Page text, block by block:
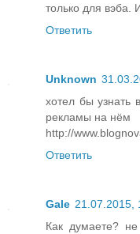
только для вэба.
Ответить
Unknown
хотел бы узнать
рекламы на нём
http://
Ответить
Gale 21.07.2015,
Как думаете?